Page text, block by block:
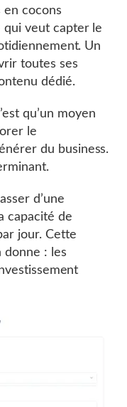
en cocons
qui veut capter le
Un
toutes ses
dédié.
qu’un moyen
le
du business.
d’une
capacité de
jour. Cette
donne : les